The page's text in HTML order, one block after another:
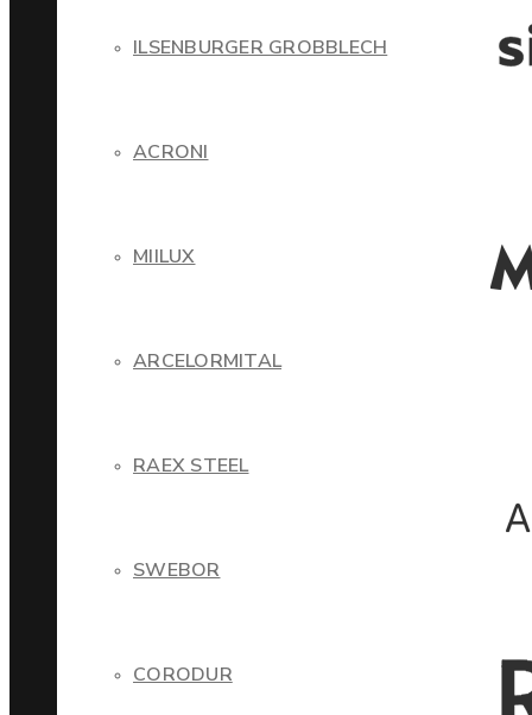
ILSENBURGER GROBBLECH
ACRONI
MIILUX
ARCELORMITAL
RAEX STEEL
SWEBOR
CORODUR